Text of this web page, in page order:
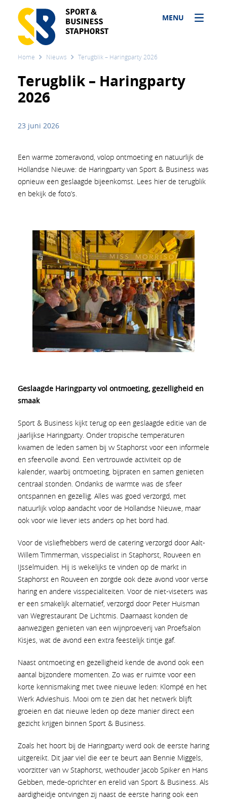
MENU
Home Nieuws Terugblik – Haringparty 2026
Terugblik – Haringparty
2026
23 juni 2026
Een warme zomeravond, volop ontmoeting en natuurlijk de
Hollandse Nieuwe: de Haringparty van Sport & Business was
opnieuw een geslaagde bijeenkomst. Lees hier de terugblik
en bekijk de foto’s.
Geslaagde Haringparty vol ontmoeting, gezelligheid en
smaak
Sport & Business kijkt terug op een geslaagde editie van de
jaarlijkse Haringparty. Onder tropische temperaturen
kwamen de leden samen bij vv Staphorst voor een informele
en sfeervolle avond. Een vertrouwde activiteit op de
kalender, waarbij ontmoeting, bijpraten en samen genieten
centraal stonden. Ondanks de warmte was de sfeer
ontspannen en gezellig. Alles was goed verzorgd, met
natuurlijk volop aandacht voor de Hollandse Nieuwe, maar
ook voor wie liever iets anders op het bord had.
Voor de visliefhebbers werd de catering verzorgd door Aalt-
Willem Timmerman, visspecialist in Staphorst, Rouveen en
IJsselmuiden. Hij is wekelijks te vinden op de markt in
Staphorst en Rouveen en zorgde ook deze avond voor verse
haring en andere visspecialiteiten. Voor de niet-viseters was
er een smakelijk alternatief, verzorgd door Peter Huisman
van Wegrestaurant De Lichtmis. Daarnaast konden de
aanwezigen genieten van een wijnproeverij van Proefsalon
Kisjes, wat de avond een extra feestelijk tintje gaf.
Naast ontmoeting en gezelligheid kende de avond ook een
aantal bijzondere momenten. Zo was er ruimte voor een
korte kennismaking met twee nieuwe leden: Klompé en het
Werk Advieshuis. Mooi om te zien dat het netwerk blijft
groeien en dat nieuwe leden op deze manier direct een
gezicht krijgen binnen Sport & Business.
Zoals het hoort bij de Haringparty werd ook de eerste haring
uitgereikt. Dit jaar viel die eer te beurt aan Bennie Miggels,
voorzitter van vv Staphorst, wethouder Jacob Spiker en Hans
Gebben, mede-oprichter en erelid van Sport & Business. Als
aardigheidje ontvingen zij naast de eerste haring ook een